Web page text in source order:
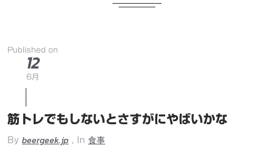
Published on
12
6月
筋トレでもしないとさすがにやばいかな
By beergeek.jp , In 食事